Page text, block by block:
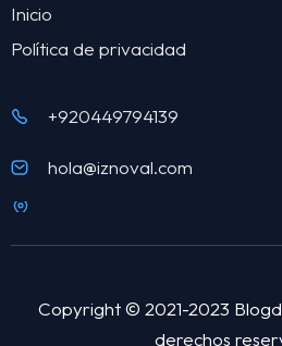
Inicio
Política de privacidad
+920449794139
hola@iznoval.com
Copyright © 2021-2023
derechos